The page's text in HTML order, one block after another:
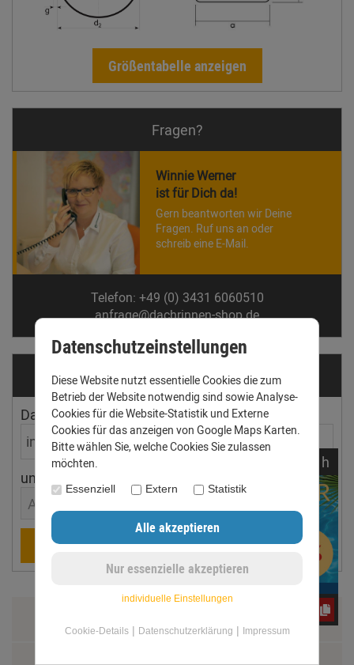
Größentabelle anzeigen
Fragen?
Winnie Werner
ist für Dich da!
Gern beantworten wir Deine
Fragen. Ruf uns an oder
schreib eine E-Mail.
Telefon: +49 (0) 3431 6060510
anfrage@dachrinnen-shop.de
Dachrinnen­ermittler
Dachfläche Dachneigung
ungefährer Ort
Aachen
Berechnen
h
Datenschutzeinstellungen
Diese Website nutzt essentielle Cookies die zum
Betrieb der Website notwendig sind sowie Analyse-
Cookies für die Website-Statistik und Externe
Cookies für das anzeigen von Google Maps Karten.
Bitte wählen Sie, welche Cookies Sie zulassen
möchten.
Essenziell Extern Statistik
individuelle Einstellungen
Cookie-Details| Datenschutzerklärung | Impressum